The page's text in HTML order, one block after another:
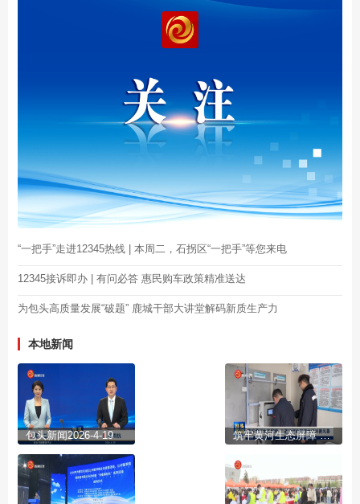
“一把手”走进12345热线 | 本周二，石拐区“一把手”等您来电
12345接诉即办 | 有问必答 惠民购车政策精准送达
为包头高质量发展“破题” 鹿城干部大讲堂解码新质生产力
本地新闻
包头新闻2026-4-19 筑牢黄河生态屏障 二道沙河绘就清水绿岸新风景